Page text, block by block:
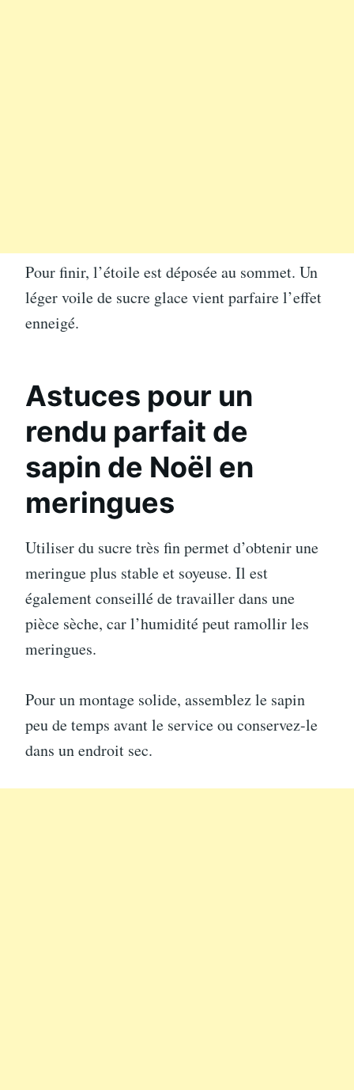
Pour finir, l’étoile est déposée au sommet. Un
léger voile de sucre glace vient parfaire l’effet
enneigé.
Astuces pour un
rendu parfait de
sapin de Noël en
meringues
Utiliser du sucre très fin permet d’obtenir une
meringue plus stable et soyeuse. Il est
également conseillé de travailler dans une
pièce sèche, car l’humidité peut ramollir les
meringues.
Pour un montage solide, assemblez le sapin
peu de temps avant le service ou conservez-le
dans un endroit sec.